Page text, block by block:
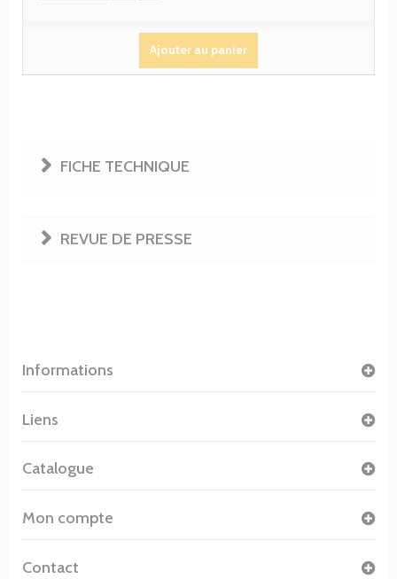
Ajouter au panier
FICHE TECHNIQUE
REVUE DE PRESSE
Informations
Liens
Catalogue
Mon compte
Contact